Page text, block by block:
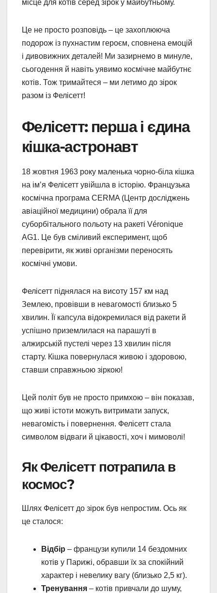
місце для котів серед зірок у майбутньому.
Це не просто розповідь – це захоплююча
подорож із пухнастим героєм, сповнена емоцій
і дивовижних деталей! Ми зазирнемо в минуле,
сьогодення й навіть уявимо космічне майбутнє
котів. Тож тримайтеся – ми летимо до зірок
разом із Фелісетт!
Фелісетт: перша і єдина
кішка-астронавт
18 жовтня 1963 року маленька чорно-біла кішка
на ім’я Фелісетт увійшла в історію. Французька
космічна програма CERMA (Центр досліджень
авіаційної медицини) обрала її для
суборбітального польоту на ракеті Véronique
AG1. Це був сміливий експеримент, щоб
перевірити, як живі організми переносять
космічні умови.
Фелісетт піднялася на висоту 157 км над
Землею, провівши в невагомості близько 5
хвилин. Її капсула відокремилася від ракети й
успішно приземлилася на парашуті в
алжирській пустелі через 13 хвилин після
старту. Кішка повернулася живою і здоровою,
ставши справжньою зіркою!
Цей політ був не просто примхою – він показав,
що живі істоти можуть витримати запуск,
невагомість і повернення. Фелісетт стала
символом відваги й цікавості, хоч і мимоволі!
Як Фелісетт потрапила в
космос?
Шлях Фелісетт до зірок був непростим. Ось як
це сталося:
Відбір – французи купили 14 бездомних
котів у Парижі, обравши їх за спокійний
характер і невелику вагу (близько 2,5 кг).
Тренування – котів привчали до шуму,